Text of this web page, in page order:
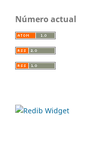
Número actual